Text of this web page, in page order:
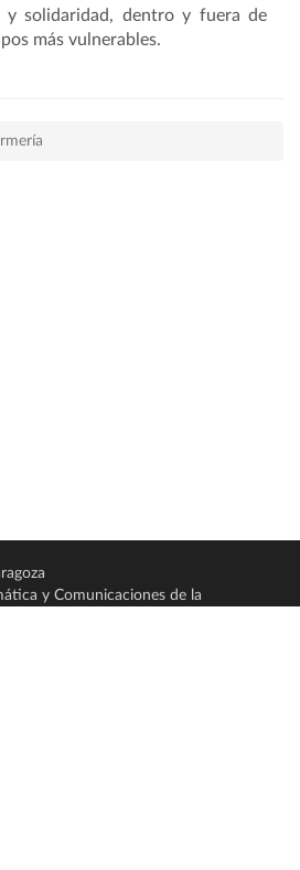
y solidaridad, dentro y fuera de
más vulnerables.
y Comunicaciones de la